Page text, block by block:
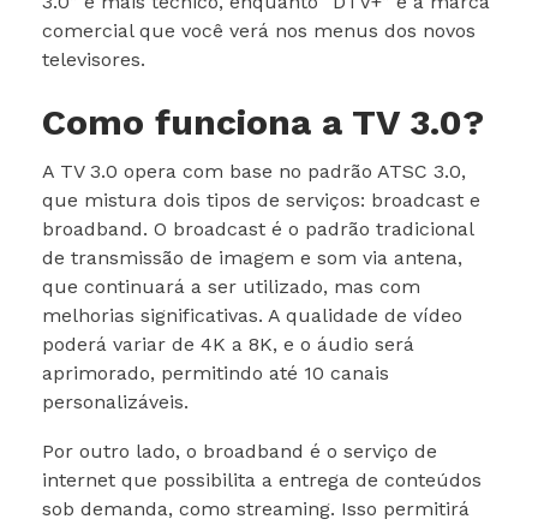
comercial que você verá nos menus dos novos
televisores.
Como funciona a TV 3.0?
A TV 3.0 opera com base no padrão ATSC 3.0,
que mistura dois tipos de serviços: broadcast e
broadband. O broadcast é o padrão tradicional
de transmissão de imagem e som via antena,
que continuará a ser utilizado, mas com
melhorias significativas. A qualidade de vídeo
poderá variar de 4K a 8K, e o áudio será
aprimorado, permitindo até 10 canais
personalizáveis.
Por outro lado, o broadband é o serviço de
internet que possibilita a entrega de conteúdos
sob demanda, como streaming. Isso permitirá